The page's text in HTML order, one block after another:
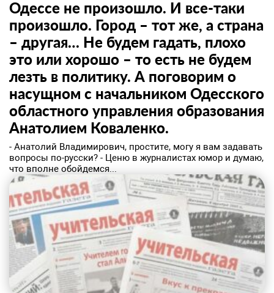
Одессе не произошло. И все-таки
произошло. Город – тот же, а страна
– другая… Не будем гадать, плохо
это или хорошо – то есть не будем
лезть в политику. А поговорим о
насущном с начальником Одесского
областного управления образования
Анатолием Коваленко.
- Анатолий Владимирович, простите, могу я вам задавать
вопросы по-русски? - Ценю в журналистах юмор и думаю,
что вполне обойдемся...